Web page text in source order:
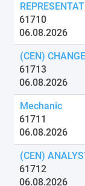
61710
06.08.2026
(CEN)
61713
06.08.2026
Mechanic
61711
06.08.2026
(CEN)
61712
06.08.2026